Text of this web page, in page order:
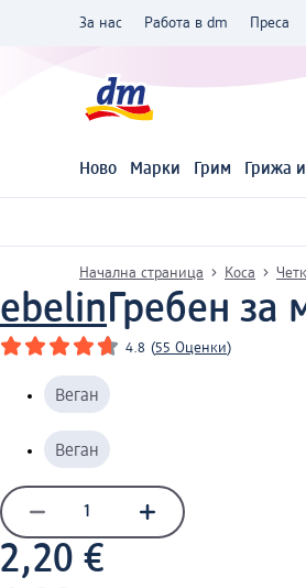
За нас Работа в dm Преса
Ново Марки Грим Грижа
Начална страница Коса
ebelinГребен за
4.8 (55 Оценки)
Веган
Веган
2,20 €